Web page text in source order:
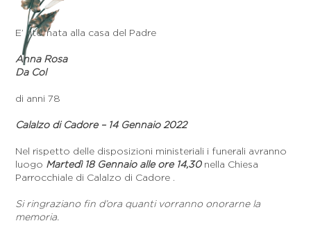
E’ ritornata alla casa del Padre
Anna Rosa
Da Col
di anni 78
Calalzo di Cadore – 14 Gennaio 2022
Nel rispetto delle disposizioni ministeriali i funerali avranno
luogo Martedì 18 Gennaio alle ore 14,30 nella Chiesa
Parrocchiale di Calalzo di Cadore .
Si ringraziano fin d’ora quanti vorranno onorarne la
memoria.